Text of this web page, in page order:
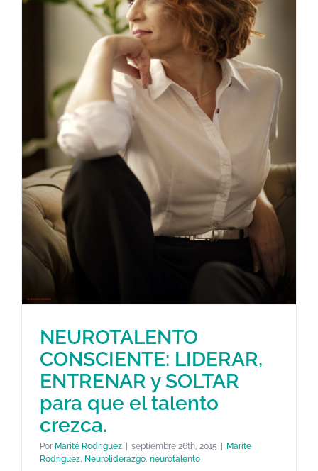
NEUROTALENTO
CONSCIENTE: LIDERAR,
ENTRENAR y SOLTAR
para que el talento
crezca.
Por Marité Rodriguez septiembre 26th, 2015
Marite
Rodriguez, Neuroliderazgo, neurotalento